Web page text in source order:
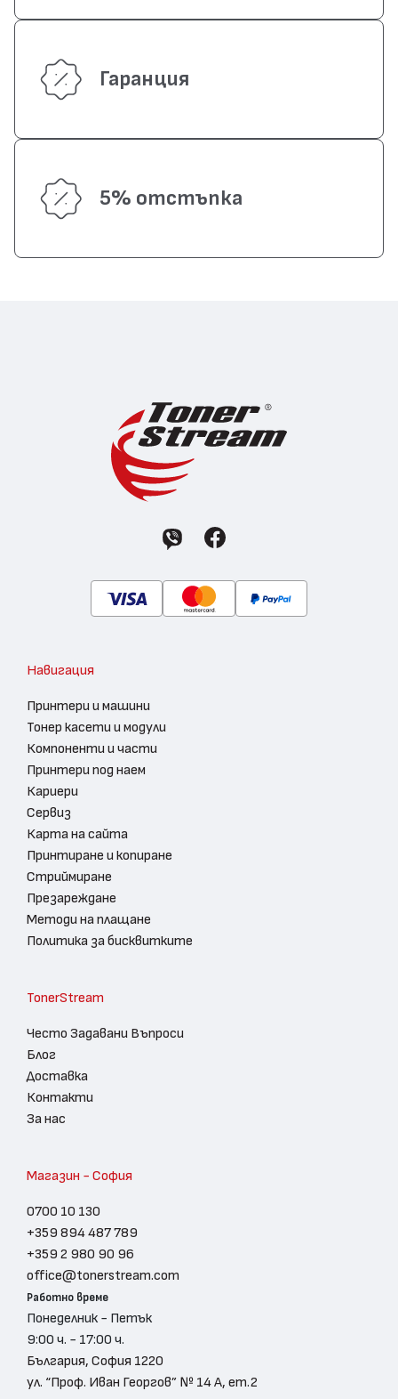
Гаранция
5% отстъпка
Навигация
Принтери и машини
Тонер касети и модули
Компоненти и части
Принтери под наем
Кариери
Сервиз
Карта на сайта
Принтиране и копиране
Стриймиране
Презареждане
Методи на плащане
Политика за бисквитките
TonerStream
Често Задавани Въпроси
Блог
Доставка
Контакти
За нас
Магазин - София
0700 10 130
+359 894 487 789
+359 2 980 90 96
office@tonerstream.com
Работно време
Понеделник - Петък
9:00 ч. - 17:00 ч.
България, София 1220
ул. “Проф. Иван Георгов” № 14 А, ет.2